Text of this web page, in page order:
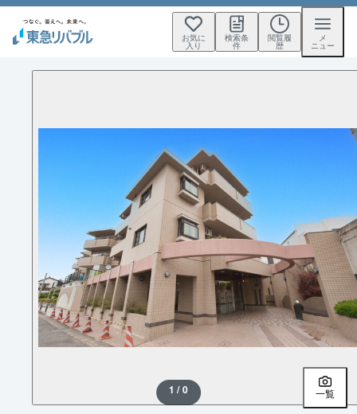
お気に
入り
検索条
件
閲覧履
歴
メ
ニュー
1 / 0 一覧